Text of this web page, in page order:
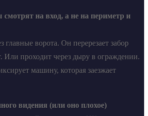
на вход, а не на периметр и
главные ворота. Он перерезает забор
Или проходит через дыру в ограждении.
машину, которая заезжает
видения (или оно плохое)